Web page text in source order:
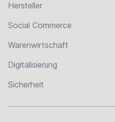
Hersteller
Social Commerce
Warenwirtschaft
Digitalisierung
Sicherheit